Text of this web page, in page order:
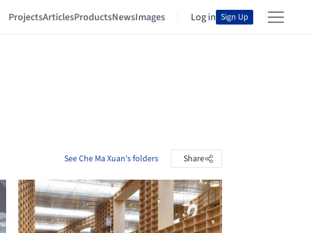
ProjectsArticlesProductsNewsImages Log in Sign Up
See Che Ma Xuan's folders Share